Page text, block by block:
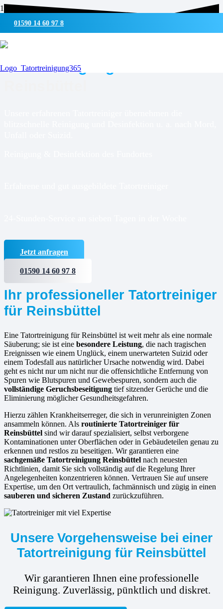
01590 14 60 97 8
UMWELTSCHONENDE REINIGUNG & DESINFEKTION
Tatortreinigung für
Jetzt anfragen
01590 14 60 97 8
Ihr professioneller Tatortreiniger
für Reinsbüttel
Eine Tatortreinigung für Reinsbüttel ist weit mehr als eine normale
Säuberung; sie ist eine besondere Leistung, die nach tragischen
Ereignissen wie einem Unglück, einem unerwarteten Suizid oder
einem Todesfall aus natürlicher Ursache notwendig wird. Dabei
geht es nicht nur um nicht nur die offensichtliche Entfernung von
Spuren wie Blutspuren und Gewebespuren, sondern auch die
vollständige Geruchsbeseitigung tief sitzender Gerüche und die
Eliminierung möglicher Gesundheitsgefahren.
Hierzu zählen Krankheitserreger, die sich in verunreinigten Zonen
ansammeln können. Als routinierte Tatortreiniger für
Reinsbüttel sind wir darauf spezialisiert, selbst verborgene
Kontaminationen unter Oberflächen oder in Gebäudeteilen genau zu
erkennen und restlos zu beseitigen. Wir garantieren eine
sachgemäße Tatortreinigung Reinsbüttel nach neuesten
Richtlinien, damit Sie sich vollständig auf die Regelung Ihrer
Angelegenheiten konzentrieren können. Vertrauen Sie auf unsere
Expertise, um den Ort vertraulich, fachmännisch und zügig in einen
sauberen und sicheren Zustand zurückzuführen.
Unsere Vorgehensweise bei einer
Tatortreinigung für Reinsbüttel
Wir garantieren Ihnen eine professionelle
Reinigung. Zuverlässig, pünktlich und diskret.